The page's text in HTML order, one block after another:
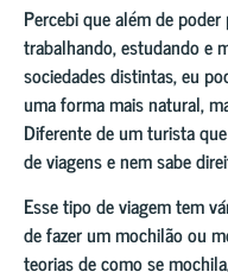
Percebi que além de
trabalhando, estudando e
sociedades distintas, eu
uma forma mais natural,
Diferente de um turista
de viagens e nem sabe
Esse tipo de viagem tem
de fazer um mochilão ou
teorias de como se